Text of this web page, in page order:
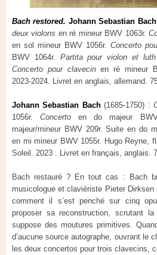
Bach restored. Johann Sebastian Bach
deux violons en ré mineur BWV 1063r.
en sol mineur BWV 1056r. Concerto
BWV 1064r. Partita pour violon et luth
Concerto pour clavecinen ré mineur
2023-2024. Livret en anglais, allemand.
Johann Sebastian Bach(1685-1750) :
1056r.Concertoen do majeur
majeur/mineur BWV 209r. Suite en do
en mi mineur BWV 1055r. Hugo Reyne,
Soleil. 2023 . Livret en français, anglais.
Bach restauré ? En tout cas : Bach
musicologue et claviériste Pieter
comment il s’est penché sur cinq
proposer sa reconstruction, scrutant
suppose des moutures primitives.
d’aucune source autographe, ouvrant le
les deux concertos pour trois clavecins,